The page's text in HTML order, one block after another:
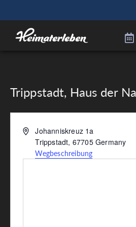
Trippstadt, Haus der
AdresseJohanniskreuz 1a
Trippstadt, 67705 Germany
Wegbeschreibung